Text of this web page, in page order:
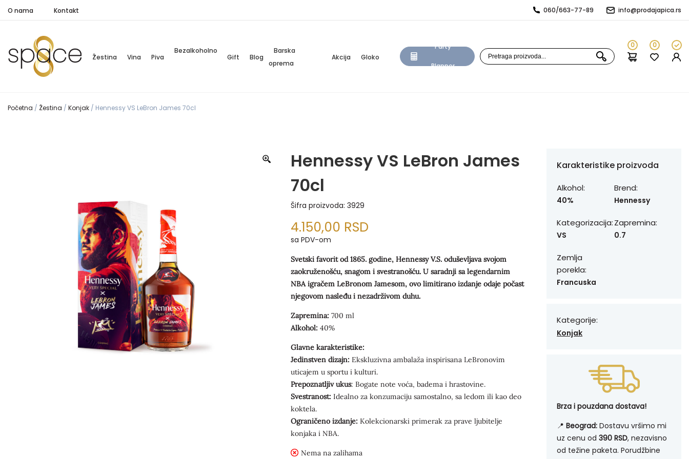
O nama Kontakt 060/663-77-89 info@prodajapica.rs
Žestina Vina Piva
Bezalkoholno
Gift Blog
Barska
oprema
Akcija Gloko
Party
Planner
0 0
Početna / Žestina / Konjak / Hennessy VS LeBron James 70cl
Hennessy VS LeBron James
70cl
Šifra proizvoda: 3929
4.150,00 RSD
sa PDV-om
Svetski favorit od 1865. godine, Hennessy V.S. oduševljava svojom
zaokruženošću, snagom i svestranošću. U saradnji sa legendarnim
NBA igračem LeBronom Jamesom, ovo limitirano izdanje odaje počast
njegovom nasleđu i nezadrživom duhu.
Zapremina: 700 ml
Alkohol: 40%
Glavne karakteristike:
Jedinstven dizajn: Ekskluzivna ambalaža inspirisana LeBronovim
uticajem u sportu i kulturi.
Prepoznatljiv ukus: Bogate note voća, badema i hrastovine.
Svestranost: Idealno za konzumaciju samostalno, sa ledom ili kao deo
koktela.
Ograničeno izdanje: Kolekcionarski primerak za prave ljubitelje
konjaka i NBA.
Nema na zalihama
Karakteristike proizvoda
Alkohol:
40%
Brend:
Hennessy
Kategorizacija:
VS
Zapremina:
0.7
Zemlja
porekla:
Francuska
Kategorije:
Konjak
Brza i pouzdana dostava!
📍Beograd: Dostavu vršimo mi
uz cenu od390 RSD, nezavisno
od težine paketa. Porudžbine